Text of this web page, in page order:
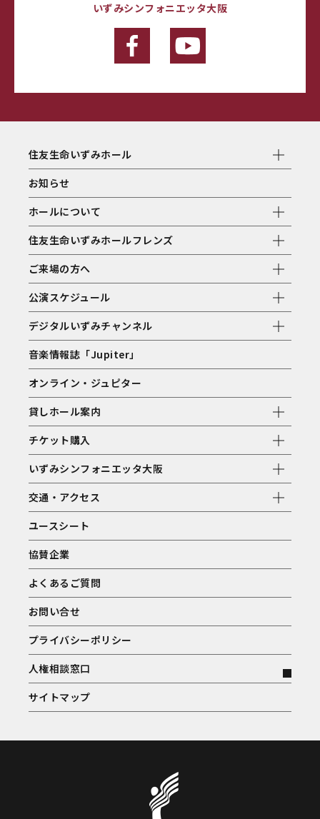
いずみシンフォニエッタ大阪
住友生命いずみホール
お知らせ
ホールについて
住友生命いずみホールフレンズ
ご来場の方へ
公演スケジュール
デジタルいずみチャンネル
音楽情報誌「Jupiter」
オンライン・ジュピター
貸しホール案内
チケット購入
いずみシンフォニエッタ大阪
交通・アクセス
ユースシート
協賛企業
よくあるご質問
お問い合せ
プライバシーポリシー
人権相談窓口
サイトマップ